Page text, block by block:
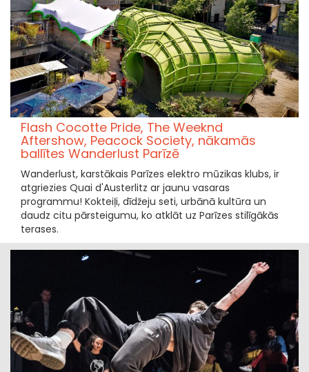
Flash Cocotte Pride, The Weeknd
Aftershow, Peacock Society, nākamās
ballītes Wanderlust Parīzē
Wanderlust, karstākais Parīzes elektro mūzikas klubs, ir
atgriezies Quai d'Austerlitz ar jaunu vasaras
programmu! Kokteiļi, dīdžeju seti, urbānā kultūra un
daudz citu pārsteigumu, ko atklāt uz Parīzes stilīgākās
terases.